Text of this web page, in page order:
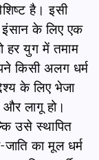
है। इसी
के लिए एक
हर युग में तमाम
किसी अलग धर्म
के लिए भेजा
और लागू हो।
उसे स्थापित
का मूल धर्म